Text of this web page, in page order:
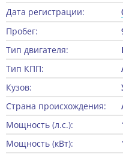
Дата регистрации:
Пробег:
Тип двигателя:
Тип КПП:
Кузов:
Страна происхождения:
Мощность (л.с.):
Мощность (кВт):